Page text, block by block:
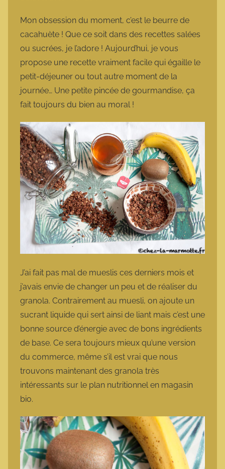
o
t
t
e
Mon obsession du moment, c’est le beurre de
cacahuète ! Que ce soit dans des recettes salées
ou sucrées, je l’adore ! Aujourd’hui, je vous
propose une recette vraiment facile qui égaille le
petit-déjeuner ou tout autre moment de la
journée… Une petite pincée de gourmandise, ça
fait toujours du bien au moral !
J’ai fait pas mal de mueslis ces derniers mois et
j’avais envie de changer un peu et de réaliser du
granola. Contrairement au muesli, on ajoute un
sucrant liquide qui sert ainsi de liant mais c’est une
bonne source d’énergie avec de bons ingrédients
de base. Ce sera toujours mieux qu’une version
du commerce, même s’il est vrai que nous
trouvons maintenant des granola très
intéressants sur le plan nutritionnel en magasin
bio.